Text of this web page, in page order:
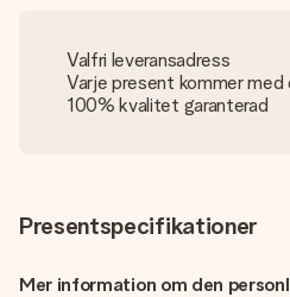
Valfri leveransadress
Varje present kommer
100% kvalitet garanterad
Presentspecifikationer
Mer information om den